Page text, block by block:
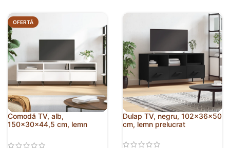
OFERTĂ
Comodă TV, alb,
150x30x44,5 cm, lemn
Dulap TV, negru, 102x36x50
cm, lemn prelucrat